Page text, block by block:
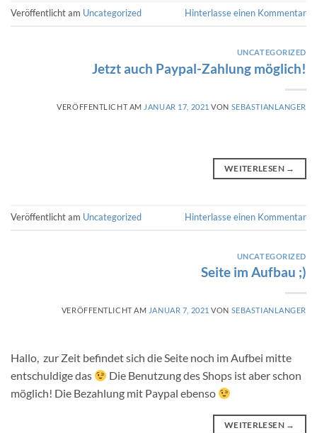
Veröffentlicht am Uncategorized Hinterlasse einen Kommentar
UNCATEGORIZED
Jetzt auch Paypal-Zahlung möglich!
VERÖFFENTLICHT AM JANUAR 17, 2021 VON SEBASTIANLANGER
WEITERLESEN →
Veröffentlicht am Uncategorized Hinterlasse einen Kommentar
UNCATEGORIZED
Seite im Aufbau ;)
VERÖFFENTLICHT AM JANUAR 7, 2021 VON SEBASTIANLANGER
Hallo, zur Zeit befindet sich die Seite noch im Aufbei mitte
entschuldige das
Die Benutzung des Shops ist aber schon
möglich! Die Bezahlung mit Paypal ebenso
WEITERLESEN →